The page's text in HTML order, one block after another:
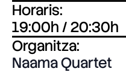
Horaris:
19:00h / 20:30h
Organitza:
Naama Quartet